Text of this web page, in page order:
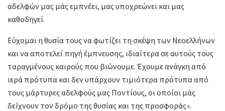
αδελφών μας μάς εμπνέει, μας υποχρεώνει και μας
καθοδηγεί.
Εύχομαι η θυσία τους να φωτίζει τη σκέψη των Νεοελλήνων
και να αποτελεί πηγή έμπνευσης, ιδιαίτερα σε αυτούς τους
ταραγμένους καιρούς που βιώνουμε. Έχουμε ανάγκη από
ιερά πρότυπα και δεν υπάρχουν τιμιότερα πρότυπα από
τους μάρτυρες αδελφούς μας Ποντίους, οι οποίοι μάς
δείχνουν τον δρόμο της θυσίας και της προσφοράς».